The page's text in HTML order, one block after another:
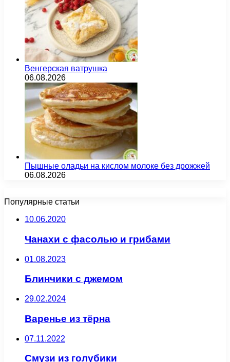
Венгерская ватрушка
06.08.2026
Пышные оладьи на кислом молоке без дрожжей
06.08.2026
Популярные статьи
10.06.2020
Чанахи с фасолью и грибами
01.08.2023
Блинчики с джемом
29.02.2024
Варенье из тёрна
07.11.2022
Смузи из голубики